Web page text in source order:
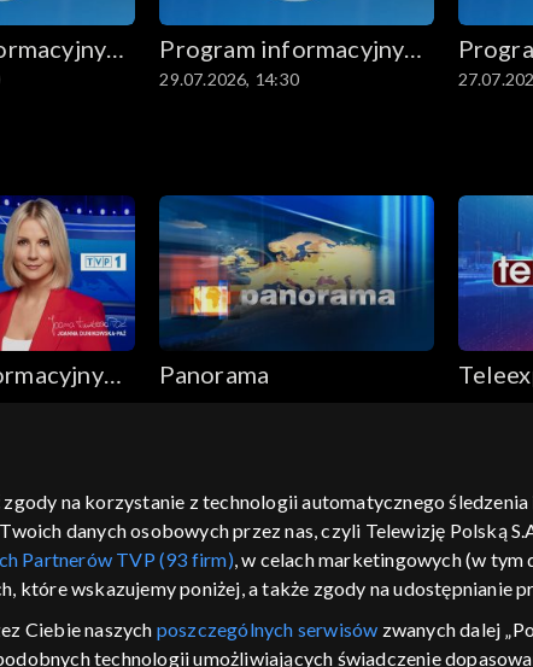
Program informacyjny
14.30
29.07.2026, 14:30
14.30
Panorama
Zjednoczone ,
moje zgody pomoc kontakt voucher
na korzystanie z technologii automatycznego
danych osobowych przez nas, czyli Telewizję Polską
Partnerów TVP (93 firm), w celach marketingowych (w
które wskazujemy poniżej, a także zgody na udostępnianie
Ciebie naszych poszczególnych serwisów zwanych dalej
technologii umożliwiających świadczenie